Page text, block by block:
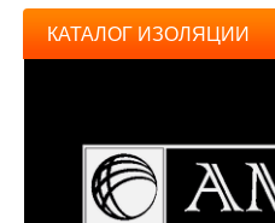
КАТАЛОГ ИЗОЛЯЦИИ